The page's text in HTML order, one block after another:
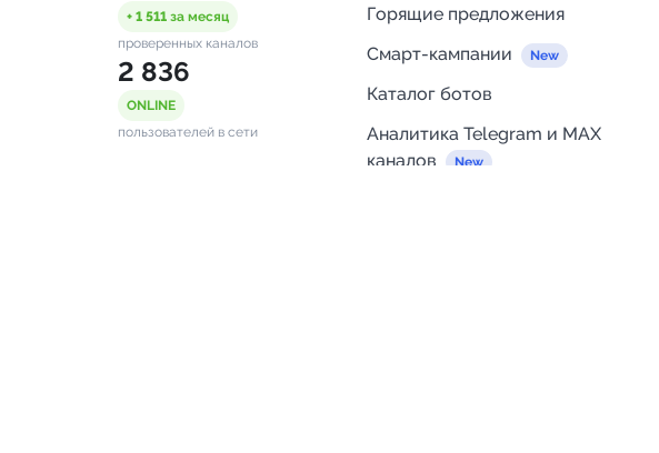
+ 1 511 за месяц
проверенных каналов
2 836
ONLINE
пользователей в сети
Горящие предложения
Смарт-кампании
Каталог ботов
Аналитика Telegram и MAX
каналов